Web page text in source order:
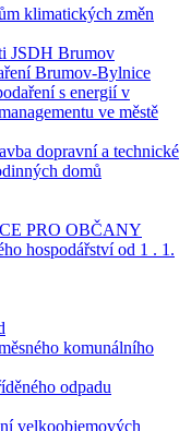
klimatických změn
JSDH Brumov
Brumov-Bylnice
s energií v
ve městě
dopravní a technické
domů
PRO OBČANY
hospodářství od 1 . 1.
komunálního
odpadu
velkoobjemových